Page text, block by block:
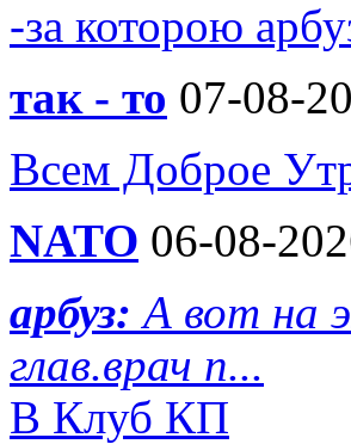
-за которою
так - то 07-08-
Всем Доброе
NATO 06-08-
арбуз:А вот на
глав.врач п...
В Клуб КП